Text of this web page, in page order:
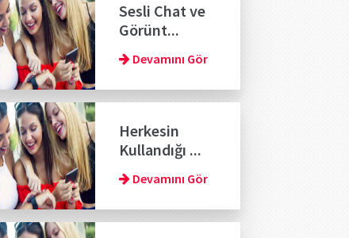
Sesli Chat ve
Görünt...
Devamını Gör
Herkesin
Kullandığı ...
Devamını Gör